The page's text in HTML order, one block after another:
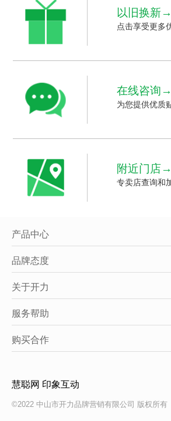
以旧换新→
点击享受更多
在线咨询→
为您提供优质
附近门店→
专卖店查询和
产品中心
品牌态度
关于开力
服务帮助
购买合作
慧聪网 印象互动
©2022 中山市开力品牌营销有限公司 版权所有